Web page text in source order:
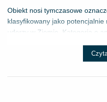
Obiekt nosi tymczasowe
klasyfikowany jako
uderzy w Ziemię. Kategoria o